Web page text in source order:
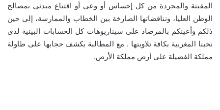
المقيتة والمجردة من كل إحساس أو وعي أو اقتناع مبدئي بمصالح
الوطن العليا، وتناقضاتها الصارخة بين الخطاب والممارسة، إلى حين
ذلكم وأعينكم بالمرصاد على سيناريوهات كل الحسابات البينية لدى
نخبنا المغربية بكافة تلاوينها . مع المطالبة بكشف حجابها على طاولة
مملكة الفضيلة على أرض مملكة الأرض.